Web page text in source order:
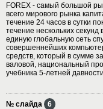
FOREX - самый большой
всего мирового рынка
течение 24 часов в сутки
течение нескольких
единую глобальную сеть
совершеннейших
средств, который в сумме
валовой, национальный
учебника 5-летней
№ слайда 6